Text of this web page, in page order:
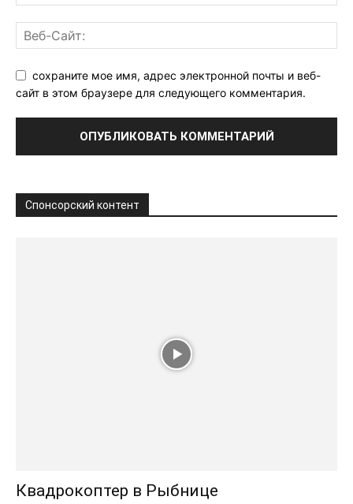
сохраните мое имя, адрес электронной почты и веб-
сайт в этом браузере для следующего комментария.
Спонсорский контент
Квадрокоптер в Рыбнице